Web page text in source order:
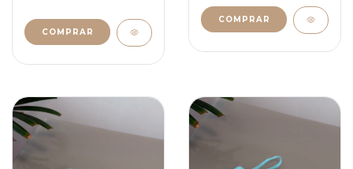
COMPRAR
COMPRAR